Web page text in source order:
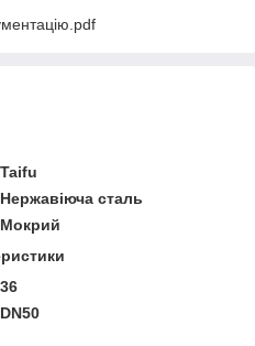
Taifu
Нержавіюча сталь
Мокрий
36
DN50